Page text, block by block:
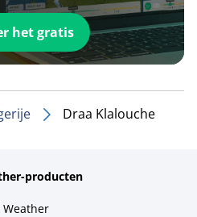
het gratis
Draa Klalouche
producten
Weather